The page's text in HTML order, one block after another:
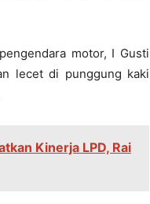
motor, I Gusti
lecet di punggung kaki
Kinerja LPD, Rai